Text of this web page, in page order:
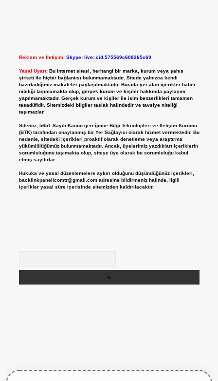
Reklam ve İletişim: Skype: live:.cid.575569c608265c69
Yasal Uyarı: Bu internet sitesi, herhangi bir marka, kurum veya şahıs
şirketi ile hiçbir bağlantısı bulunmamaktadır. Sitede yalnızca kendi
hazırladığımız makaleler paylaşılmaktadır. Burada yer alan içerikler haber
niteliği taşımamakta olup, gerçek kurum ve kişiler hakkında paylaşım
yapılmamaktadır. Gerçek kurum ve kişiler ile isim benzerlikleri tamamen
tesadüfidir. Sitemizdeki bilgiler taslak halindedir ve tavsiye niteliği
taşımazlar.
Sitemiz, 5651 Sayılı Kanun gereğince Bilgi Teknolojileri ve İletişim Kurumu
(BTK) tarafından onaylanmış bir Yer Sağlayıcı olarak hizmet vermektedir. Bu
nedenle, sitedeki içerikleri proaktif olarak denetleme veya araştırma
yükümlülüğümüz bulunmamaktadır. Ancak, üyelerimiz yazdıkları içeriklerin
sorumluluğunu taşımakta olup, siteye üye olarak bu sorumluluğu kabul
etmiş sayılırlar.
Hukuka ve yasal düzenlemelere aykırı olduğunu düşündüğünüz içerikleri,
backlinkpanelicomtr@gmail.comadresine bildirmeniz halinde, ilgili
içerikler yasal süre içerisinde sitemizden kaldırılacaktır.